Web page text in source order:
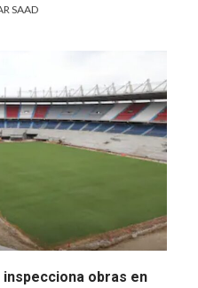
SAAD
obras en